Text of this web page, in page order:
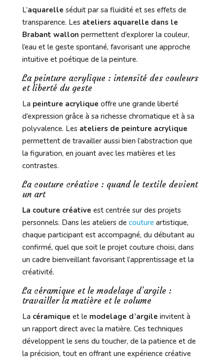
L’aquarelle séduit par sa fluidité et ses effets de
transparence. Les ateliers aquarelle dans le
Brabant wallon permettent d’explorer la couleur,
l’eau et le geste spontané, favorisant une approche
intuitive et poétique de la peinture.
La peinture acrylique : intensité des couleurs
et liberté du geste
La peinture acrylique offre une grande liberté
d’expression grâce à sa richesse chromatique et à sa
polyvalence. Les ateliers de peinture acrylique
permettent de travailler aussi bien l’abstraction que
la figuration, en jouant avec les matières et les
contrastes.
La couture créative : quand le textile devient
un art
La couture créative est centrée sur des projets
personnels. Dans les ateliers de couture artistique,
chaque participant est accompagné, du débutant au
confirmé, quel que soit le projet couture choisi, dans
un cadre bienveillant favorisant l’apprentissage et la
créativité.
La céramique et le modelage d’argile :
travailler la matière et le volume
La céramique et le modelage d’argile invitent à
un rapport direct avec la matière. Ces techniques
développent le sens du toucher, de la patience et de
la précision, tout en offrant une expérience créative